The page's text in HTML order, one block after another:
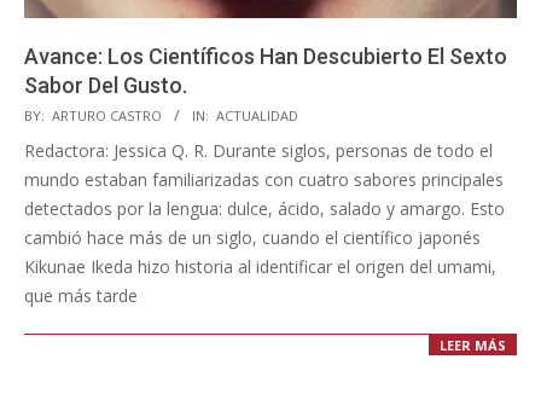
Avance: Los Científicos Han Descubierto El Sexto
Sabor Del Gusto.
2023-
10-
BY: ARTURO CASTRO IN: ACTUALIDAD
Redactora: Jessica Q. R. Durante siglos, personas de todo el
mundo estaban familiarizadas con cuatro sabores principales
detectados por la lengua: dulce, ácido, salado y amargo. Esto
cambió hace más de un siglo, cuando el científico japonés
Kikunae Ikeda hizo historia al identificar el origen del umami,
que más tarde
LEER MÁS